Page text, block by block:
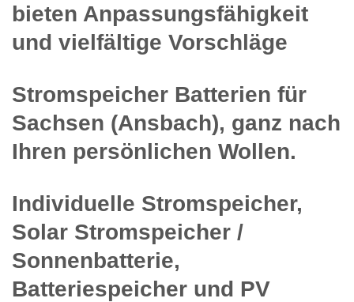
bieten Anpassungsfähigkeit
und vielfältige Vorschläge
Stromspeicher Batterien für
Sachsen (Ansbach), ganz nach
Ihren persönlichen Wollen.
Individuelle Stromspeicher,
Solar Stromspeicher /
Sonnenbatterie,
Batteriespeicher und PV